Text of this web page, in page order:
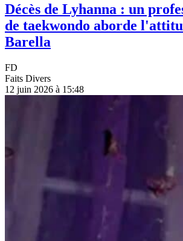
Décès de Lyhanna : un
de taekwondo aborde
Barella
FD
Faits Divers
12 juin 2026 à 15:48